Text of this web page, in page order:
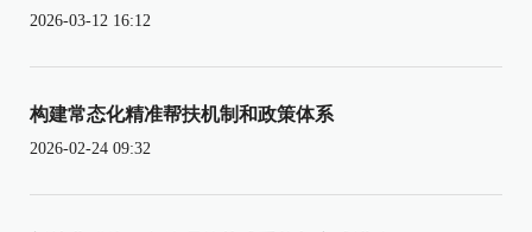
2026-03-12 16:12
构建常态化精准帮扶机制和政策体系
2026-02-24 09:32